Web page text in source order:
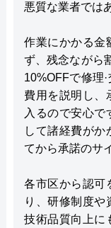
悪質な業者では
作業にかかる金
ず、残念ながら
10%OFFで修理
費用を説明し、
入るので安心で
して諸経費がか
てから承諾のサ
各市区から認可
り、研修制度
技術品質向上に